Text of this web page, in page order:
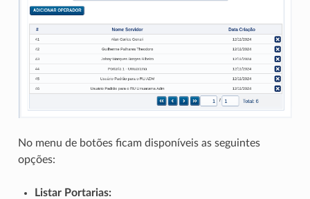
No menu de botões ficam disponíveis as seguintes
opções:
Listar Portarias: